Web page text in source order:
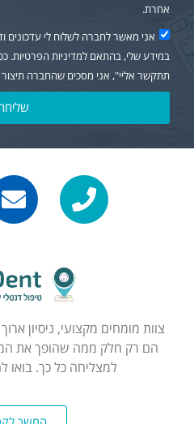
אחרת.
אני מאשר לחברה לשלוח לי עדכונים
במידע שלי, בהתאם למדיניות הפרטיות.
תתקשר אליי", אני מסכים שהחברה
צוות מומחים מקצועי, ניסיון
הם רק חלק ממה שהופך את
למצליחה כל כך. בואו